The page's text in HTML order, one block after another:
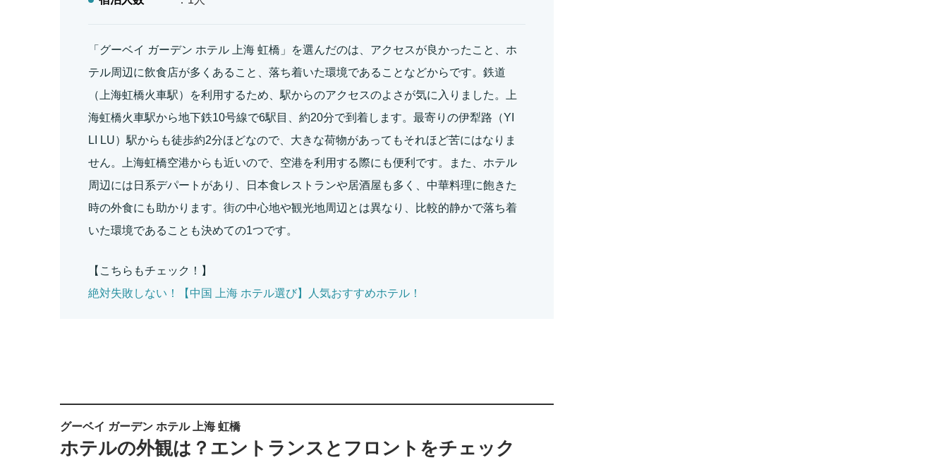
「グーベイ ガーデン ホテル 上海 虹橋」を選んだのは、アクセスが良かったこと、ホ
テル周辺に飲食店が多くあること、落ち着いた環境であることなどからです。鉄道
（上海虹橋火車駅）を利用するため、駅からのアクセスのよさが気に入りました。上
海虹橋火車駅から地下鉄10号線で6駅目、約20分で到着します。最寄りの伊犁路（YI
LI LU）駅からも徒歩約2分ほどなので、大きな荷物があってもそれほど苦にはなりま
せん。上海虹橋空港からも近いので、空港を利用する際にも便利です。また、ホテル
周辺には日系デパートがあり、日本食レストランや居酒屋も多く、中華料理に飽きた
時の外食にも助かります。街の中心地や観光地周辺とは異なり、比較的静かで落ち着
いた環境であることも決めての1つです。
【こちらもチェック！】
絶対失敗しない！【中国 上海 ホテル選び】人気おすすめホテル！
グーベイ ガーデン ホテル 上海 虹橋
ホテルの外観は？エントランスとフロントをチェック